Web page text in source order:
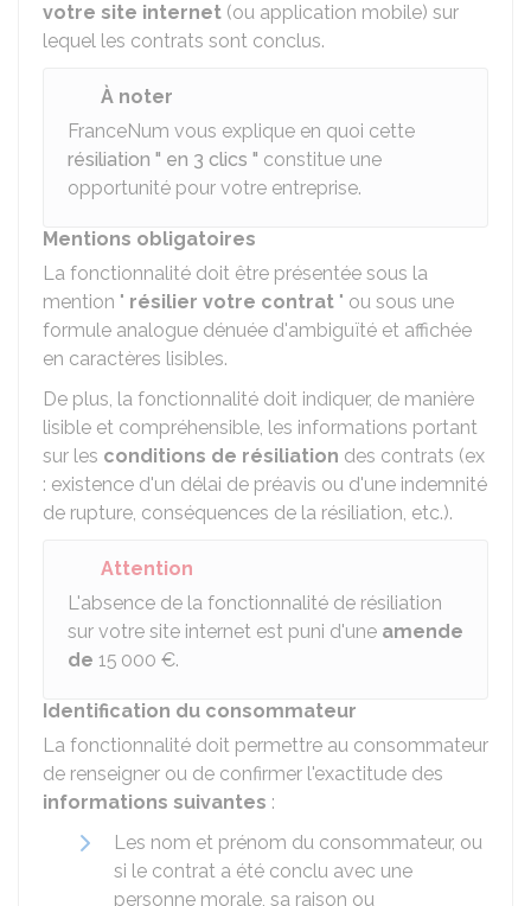
votre site internet (ou application mobile) sur
lequel les contrats sont conclus.
À noter
FranceNum vous explique en quoi cette
résiliation " en 3 clics " constitue une
opportunité pour votre entreprise.
Mentions obligatoires
La fonctionnalité doit être présentée sous la
mention " résilier votre contrat " ou sous une
formule analogue dénuée d'ambiguïté et affichée
en caractères lisibles.
De plus, la fonctionnalité doit indiquer, de manière
lisible et compréhensible, les informations portant
sur les conditions de résiliation des contrats (ex
: existence d'un délai de préavis ou d'une indemnité
de rupture, conséquences de la résiliation, etc.).
Attention
L'absence de la fonctionnalité de résiliation
sur votre site internet est puni d'une amende
de 15 000 €.
Identification du consommateur
La fonctionnalité doit permettre au consommateur
de renseigner ou de confirmer l'exactitude des
informations suivantes :
Les nom et prénom du consommateur, ou
si le contrat a été conclu avec une
personne morale, sa raison ou